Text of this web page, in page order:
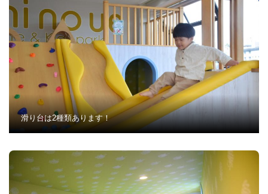
滑り台は2種類あります！